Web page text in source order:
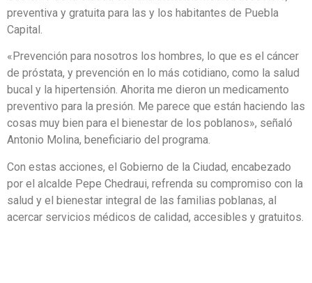
preventiva y gratuita para las y los habitantes de Puebla
Capital.
«Prevención para nosotros los hombres, lo que es el cáncer
de próstata, y prevención en lo más cotidiano, como la salud
bucal y la hipertensión. Ahorita me dieron un medicamento
preventivo para la presión. Me parece que están haciendo las
cosas muy bien para el bienestar de los poblanos», señaló
Antonio Molina, beneficiario del programa.
Con estas acciones, el Gobierno de la Ciudad, encabezado
por el alcalde Pepe Chedraui, refrenda su compromiso con la
salud y el bienestar integral de las familias poblanas, al
acercar servicios médicos de calidad, accesibles y gratuitos.